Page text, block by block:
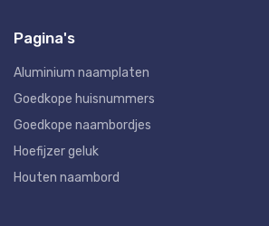
Pagina's
Aluminium naamplaten
Goedkope huisnummers
Goedkope naambordjes
Hoefijzer geluk
Houten naambord